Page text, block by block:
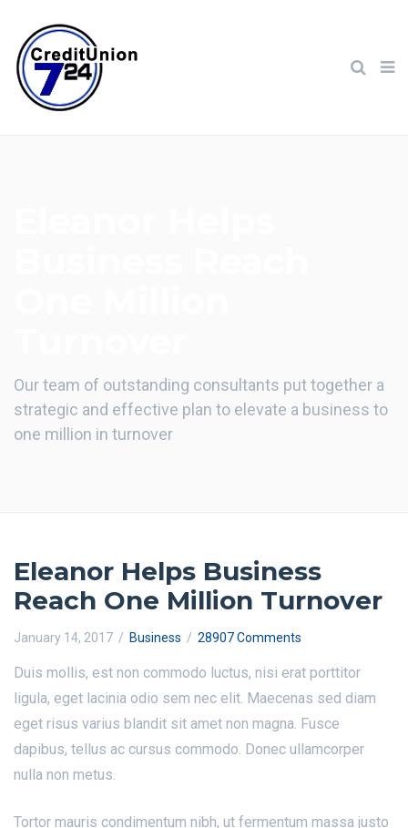
Our team of outstanding consultants put together a
strategic and effective plan to elevate a business to
one million in turnover
Eleanor Helps Business
Reach One Million Turnover
January 14, 2017 Business 28907 Comments
Duis mollis, est non commodo luctus, nisi erat porttitor
ligula, eget lacinia odio sem nec elit. Maecenas sed diam
eget risus varius blandit sit amet non magna. Fusce
dapibus, tellus ac cursus commodo. Donec ullamcorper
nulla non metus.
Tortor mauris condimentum nibh, ut fermentum massa justo